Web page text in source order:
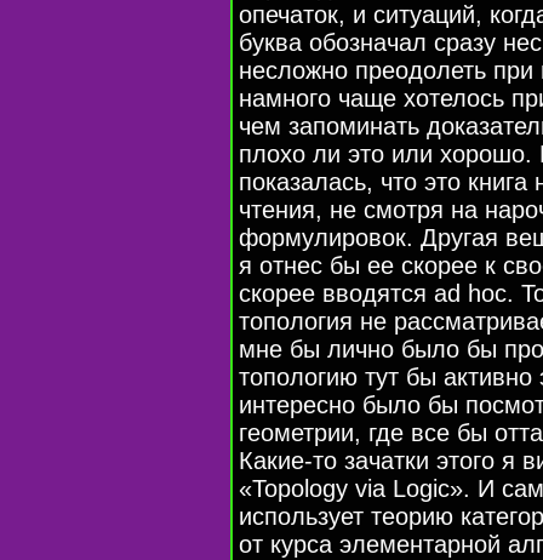
опечаток, и ситуаций,
буква обозначал сразу
несложно преодолеть
намного чаще хотелось
чем запоминать
плохо ли это или
показалась, что это
чтения, не смотря на
формулировок. Другая
я отнес бы ее скорее к
скорее вводятся ad hoc.
топология не
мне бы лично было бы
топологию тут бы
интересно было бы
геометрии, где все бы
Какие-то зачатки этого я
«Topology via Logic». И
использует теорию
от курса элементарной